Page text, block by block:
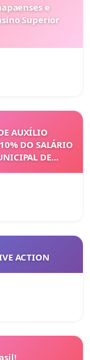
e
Superior
AUXÍLIO
DO SALÁRIO
DE
ACTION